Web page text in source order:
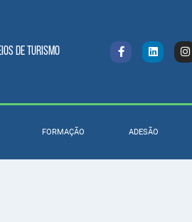
de turismo
FORMAÇÃO ADESÃO